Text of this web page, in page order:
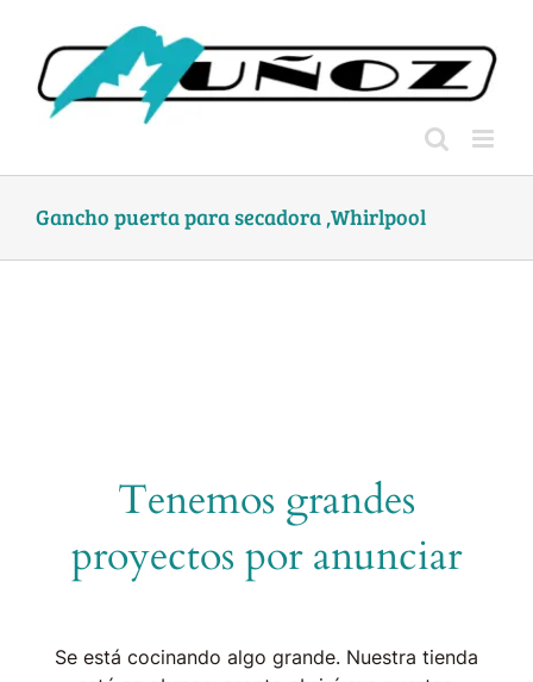
content
Gancho puerta para secadora ,Whirlpool
Tenemos grandes
proyectos por anunciar
Se está cocinando algo grande. Nuestra tienda